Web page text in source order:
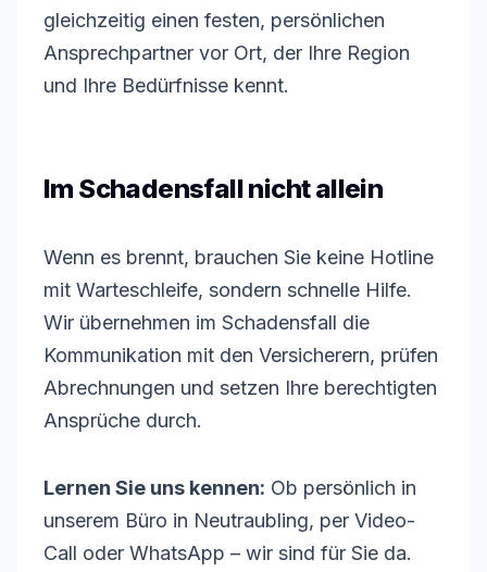
gleichzeitig einen festen, persönlichen
Ansprechpartner vor Ort, der Ihre Region
und Ihre Bedürfnisse kennt.
Im Schadensfall nicht allein
Wenn es brennt, brauchen Sie keine Hotline
mit Warteschleife, sondern schnelle Hilfe.
Wir übernehmen im Schadensfall die
Kommunikation mit den Versicherern, prüfen
Abrechnungen und setzen Ihre berechtigten
Ansprüche durch.
Lernen Sie uns kennen: Ob persönlich in
unserem Büro in Neutraubling, per Video-
Call oder WhatsApp – wir sind für Sie da.